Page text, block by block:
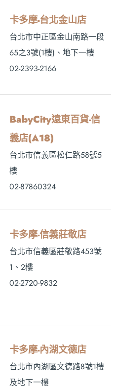
卡多摩-台北金山店
台北市中正區金山南路一段
65之3號(1樓)、地下一樓
02-2393-2166
BabyCity遠東百貨-信
義店(A18)
台北市信義區松仁路58號5
樓
02-87860324
卡多摩-信義莊敬店
台北市信義區莊敬路453號
1、2樓
02-2720-9832
卡多摩-內湖文德店
台北市內湖區文德路8號1樓
及地下一樓